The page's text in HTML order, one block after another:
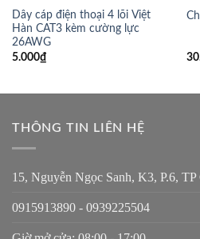
Dây cáp điện thoại 4 lõi Việt
Hàn CAT3 kèm cường lực
26AWG
5.000₫
THÔNG TIN LIÊN HỆ
15, Nguyễn Ngọc Sanh, K3, P.6, TP
0915913890 - 0939225504